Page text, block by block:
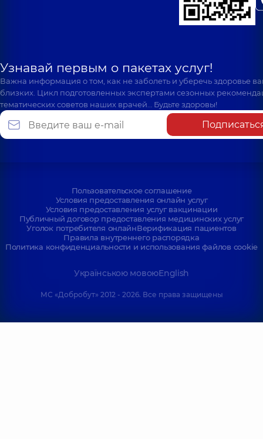
опыта
Узнавай первым о пакетах услуг!
Важна информация о том, как не заболеть и уберечь здоровье
близких. Цикл подготовленных экспертами сезонных
тематических советов наших врачей… Будьте здоровы!
Пользовательское соглашение
Условия предоставления онлайн услуг
Условия предоставления услуг вакцинации
Публичный договор предоставления медицинских услуг
Уголок потребителя онлайнВерификация пациентов
Правила внутреннего распорядка
Политика конфиденциальности и использования файлов cookie
Українською мовоюEnglish
МС «Добробут» 2012 - 2026. Все права защищены